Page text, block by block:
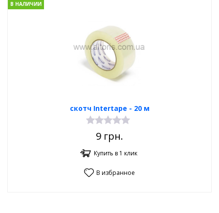
скотч Intertape - 20 м
В НАЛИЧИИ
9 грн.
Купить в 1 клик
В избранное